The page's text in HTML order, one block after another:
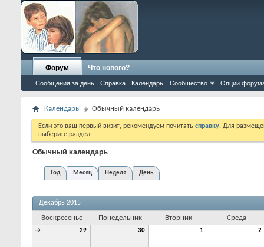
Форум
Сообщения за день Справка Календарь Сообщество Опции
Что нового?
Календарь Обычный календарь
Если это ваш первый визит, рекомендуем почитать справку. Для
выберите раздел.
Обычный календарь
Год Месяц Неделя День
Декабрь 2015
Воскресенье Понедельник Вторник Среда
→ 29 30 1 2